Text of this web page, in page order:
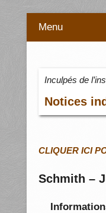
Menu
Inculpés de
Notices
CLIQUER ICI
Schmith –